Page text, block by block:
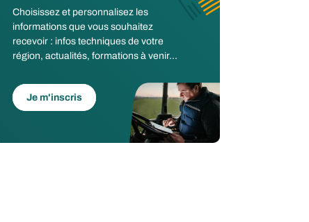
Choisissez et personnalisez les
informations que vous souhaitez
recevoir : infos techniques de votre
région, actualités, formations à venir...
Je m'inscris